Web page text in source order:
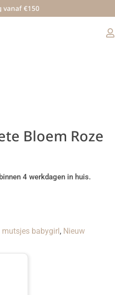
vanaf €150
Bloem Roze
4 werkdagen in huis.
babygirl, Nieuw